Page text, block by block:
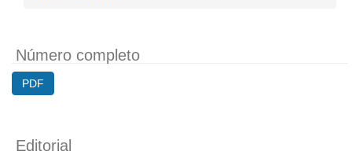
Número completo
PDF
Editorial